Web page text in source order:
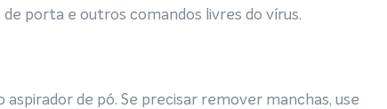
porta e outros comandos livres do vírus.
de pó. Se precisar remover manchas, use